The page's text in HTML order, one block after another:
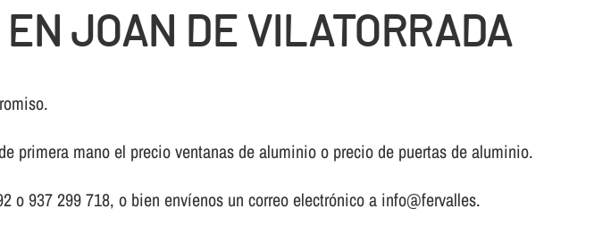
JOAN DE VILATORRADA
primera mano el precio ventanas de aluminio o precio de puertas de aluminio.
o 937 299 718, o bien enví­enos un correo electrónico a info@fervalles.